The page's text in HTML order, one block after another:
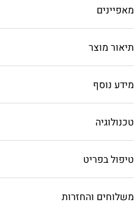
מאפיינים
תיאור מוצר
מידע נוסף
טכנולוגיה
טיפול בפריט
משלוחים והחזרות